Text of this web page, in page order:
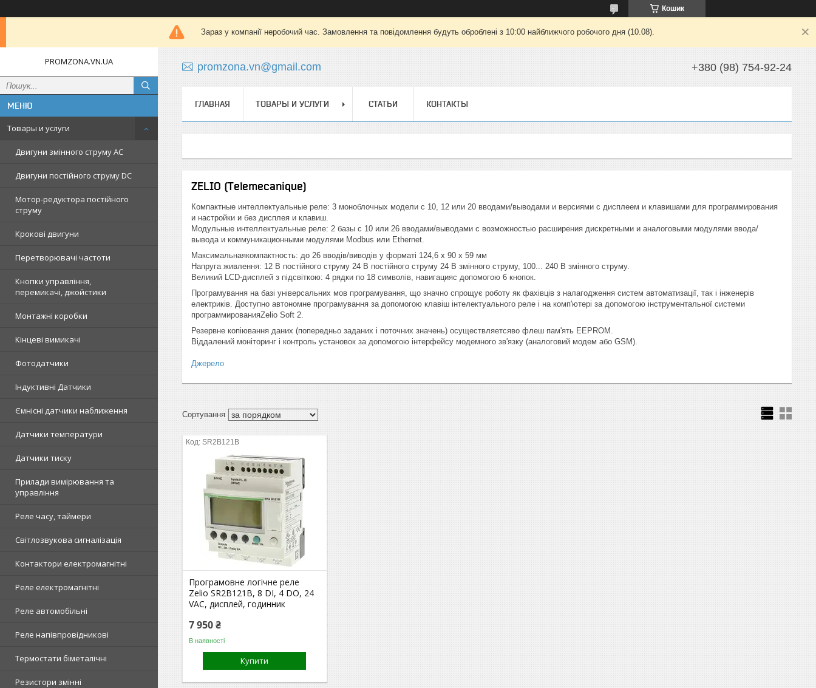
Кошик
Зараз у компанії неробочий час. Замовлення та повідомлення будуть оброблені з 10:00 найближчого робочого дня (10.08).
PROMZONA.VN.UA
Товары и услуги
Двигуни змінного струму AC
Двигуни постійного струму DC
Мотор-редуктора постійного
струму
Крокові двигуни
Перетворювачі частоти
Кнопки управління,
перемикачі, джойстики
Монтажні коробки
Кінцеві вимикачі
Фотодатчики
Індуктивні Датчики
Ємнісні датчики наближення
Датчики температури
Датчики тиску
Прилади вимірювання та
управління
Реле часу, таймери
Світлозвукова сигналізація
Контактори електромагнітні
Реле електромагнітні
Реле автомобільні
Реле напівпровідникові
Термостати біметалічні
Резистори змінні
promzona.vn@gmail.com +380 (98) 754-92-24
ГЛАВНАЯ ТОВАРЫ И УСЛУГИ СТАТЬИ КОНТАКТЫ
ZELIO (Telemecanique)
Компактные интеллектуальные реле: 3 моноблочных модели с 10, 12 или 20 вводами/выводами и версиями с дисплеем и клавишами для программирования
и настройки и без дисплея и клавиш.
Модульные интеллектуальные реле: 2 базы с 10 или 26 вводами/выводами с возможностью расширения дискретными и аналоговыми модулями ввода/
вывода и коммуникационными модулями Modbus или Ethernet.
Максимальнаякомпактность: до 26 вводів/виводів у форматі 124,6 x 90 x 59 мм
Напруга живлення: 12 В постійного струму 24 В постійного струму 24 В змінного струму, 100... 240 В змінного струму.
Великий LCD-дисплей з підсвіткою: 4 рядки по 18 символів, навигацияс допомогою 6 кнопок.
Програмування на базі універсальних мов програмування, що значно спрощує роботу як фахівців з налагодження систем автоматизації, так і інженерів
електриків. Доступно автономне програмування за допомогою клавіш інтелектуального реле і на комп'ютері за допомогою інструментальної системи
программированияZelio Soft 2.
Резервне копіювання даних (попередньо заданих і поточних значень) осуществляетсяво флеш пам'ять EEPROM.
Віддалений моніторинг і контроль установок за допомогою інтерфейсу модемного зв'язку (аналоговий модем або GSM).
Джерело
SR2B121B
Програмовне логічне реле
Zelio SR2B121B, 8 DI, 4 DO, 24
VAC, дисплей, годинник
7 950 ₴
В наявності
Купити